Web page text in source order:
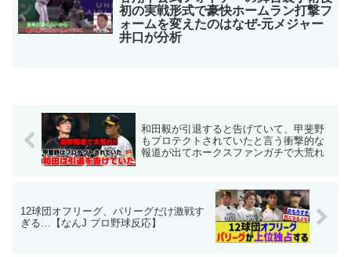
初の実戦形式で豪快ホームラン打撃フ
ォームを変えたのはなぜ-元メジャー
井口が分析
和田毅が引退すると告げていて、甲斐野
もプロテクトされていたと言う衝撃的な
報道が出てホークスファンガチで大荒れ
12球団オフリーグ、パリーグだけ激戦す
ぎる…【なんJ プロ野球反応】